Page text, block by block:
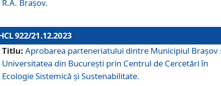
R.A. Brașov.
922/21.12.2023
Titlu: Aprobarea parteneriatului dintre Municipiul Brașov
Universitatea din București prin Centrul de Cercetări în
Ecologie Sistemică și Sustenabilitate.